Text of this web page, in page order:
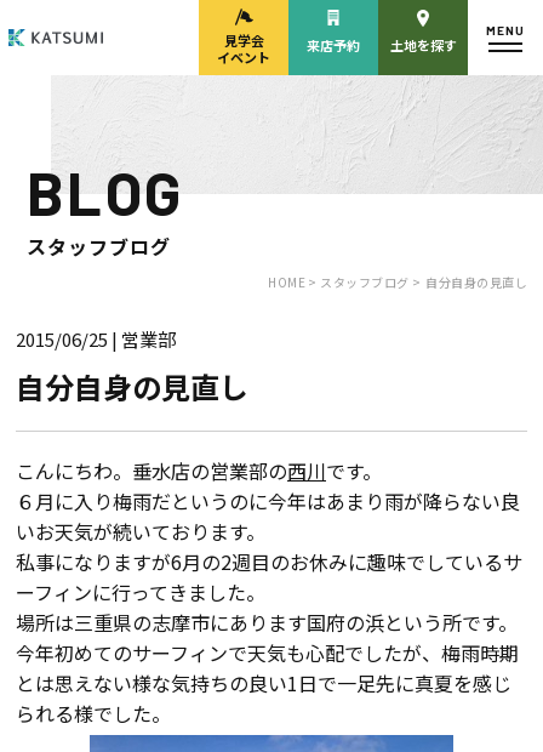
モデルハウス
来場予約
見学会・
来店予約
HOME
物件検索
会員登録
分譲モデルハウス
おすすめ分譲地
見学会
イベント
来店予約 土地を探す
MENU
BLOG
スタッフブログ
HOME > スタッフブログ > 自分自身の見直し
2015/06/25 | 営業部
自分自身の見直し
こんにちわ。垂水店の営業部の西川です。
６月に入り梅雨だというのに今年はあまり雨が降らない良
いお天気が続いております。
私事になりますが6月の2週目のお休みに趣味でしているサ
ーフィンに行ってきました。
場所は三重県の志摩市にあります国府の浜という所です。
今年初めてのサーフィンで天気も心配でしたが、梅雨時期
とは思えない様な気持ちの良い1日で一足先に真夏を感じ
られる様でした。